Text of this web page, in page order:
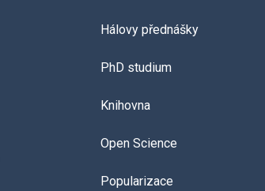
Hálovy přednášky
PhD studium
Knihovna
Open Science
Popularizace